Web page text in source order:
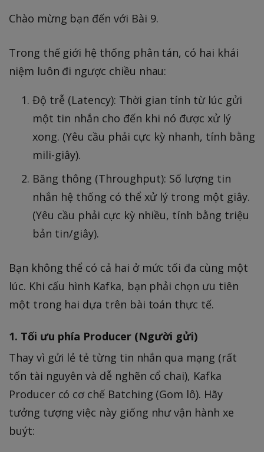
Chào mừng bạn đến với Bài 9.
Trong thế giới hệ thống phân tán, có hai khái
niệm luôn đi ngược chiều nhau:
Độ trễ (Latency): Thời gian tính từ lúc gửi
một tin nhắn cho đến khi nó được xử lý
xong. (Yêu cầu phải cực kỳ nhanh, tính bằng
mili-giây).
Băng thông (Throughput): Số lượng tin
nhắn hệ thống có thể xử lý trong một giây.
(Yêu cầu phải cực kỳ nhiều, tính bằng triệu
bản tin/giây).
Bạn không thể có cả hai ở mức tối đa cùng một
lúc. Khi cấu hình Kafka, bạn phải chọn ưu tiên
một trong hai dựa trên bài toán thực tế.
1. Tối ưu phía Producer (Người gửi)
Thay vì gửi lẻ tẻ từng tin nhắn qua mạng (rất
tốn tài nguyên và dễ nghẽn cổ chai), Kafka
Producer có cơ chế Batching (Gom lô). Hãy
tưởng tượng việc này giống như vận hành xe
buýt: